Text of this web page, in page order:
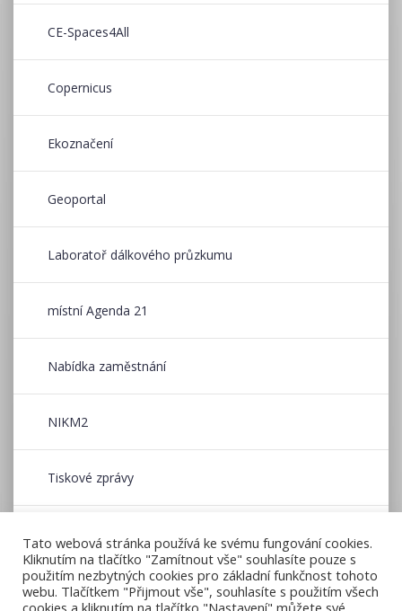
CE-Spaces4All
Copernicus
Ekoznačení
Geoportal
Laboratoř dálkového průzkumu
místní Agenda 21
Nabídka zaměstnání
NIKM2
Tiskové zprávy
Zpravodaj CENIA
Tato webová stránka používá ke svému fungování cookies.
Kliknutím na tlačítko "Zamítnout vše" souhlasíte pouze s
použitím nezbytných cookies pro základní funkčnost tohoto
webu. Tlačítkem "Přijmout vše", souhlasíte s použitím všech
cookies a kliknutím na tlačítko "Nastavení" můžete své